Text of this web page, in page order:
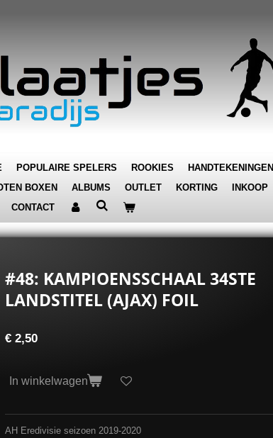
POPULAIRE SPELERS ROOKIES
HANDTEKENINGEN
BOXEN ALBUMS OUTLET KORTING
INKOOP
CONTACT
#48: KAMPIOENSSCHAAL 34STE
LANDSTITEL (AJAX) FOIL
€ 2,50
In winkelwagen
AH Eredivisie seizoen 2019-2020